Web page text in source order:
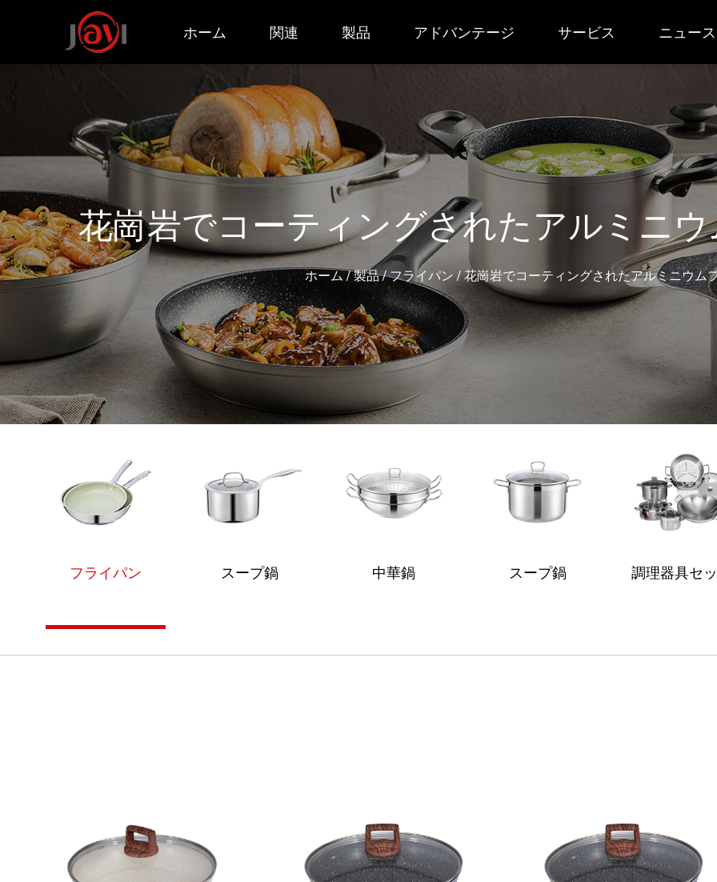
ホーム 関連 製品 アドバンテージ サービス ニュース
花崗岩でコーティングされたアルミニ
ホーム/製品/フライパン/花崗岩でコーティングされたアルミニウム
フライパン スープ鍋 中華鍋 スープ鍋 調理器具セ